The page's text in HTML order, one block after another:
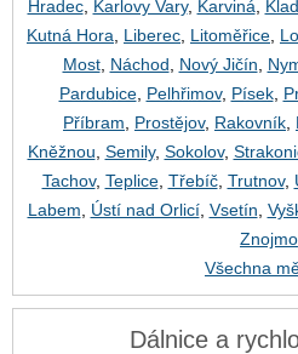
Hradec, Karlovy Vary, Karviná
Kutná Hora
Liberec Litoměřice
Most, Náchod Nový Jičín
Pardubice, Pelhřimov, Písek,
Příbram
Prostějov, Rakovník
Kněžnou Semily, Sokolov,
Tachov, Teplice, Třebíč, Trutnov,
Labem
Ústí nad Orlicí, Vsetín
Znojmo
Všechna
Dálnice a